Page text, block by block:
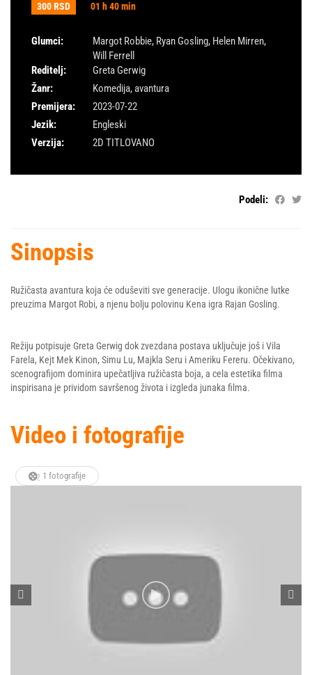
300 RSD 01 h 40 min
Glumci: Margot Robbie, Ryan Gosling, Helen Mirren,
Will Ferrell
Reditelj:
Greta Gerwig
Žanr:
Komedija,avantura
Premijera:
2023-07-22
Jezik:
Engleski
Verzija:
2D TITLOVANO
Podeli:
Sinopsis
Ružičasta avantura koja će oduševiti sve generacije. Ulogu ikonične lutke
preuzima Margot Robi, a njenu bolju polovinu Kena igra Rajan Gosling.
Režiju potpisuje Greta Gerwig dok zvezdana postava uključuje još i Vila
Farela, Kejt Mek Kinon, Simu Lu, Majkla Seru i Ameriku Fereru. Očekivano,
scenografijom dominira upečatljiva ružičasta boja, a cela estetika filma
inspirisana je prividom savršenog života i izgleda junaka filma.
Video i fotografije
1 fotografije